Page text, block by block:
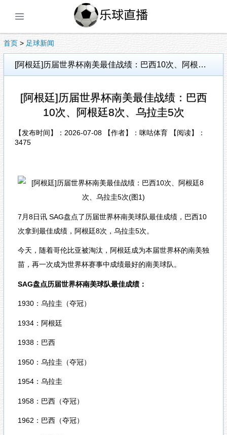
首页 > 足球新闻
[阿根廷]历届世界杯南美最佳战绩：巴西10次、阿根廷8次、乌拉圭5次
[阿根廷]历届世界杯南美最佳战绩：巴西
10次、阿根廷8次、乌拉圭5次
【发布时间】：2026-07-08 【作者】：咪咕体育 【阅读】：
3475
7月8日讯 SAG盘点了历届世界杯南美球队最佳成绩，巴西10
次拿到最佳成绩，阿根廷8次，乌拉圭5次。
今天，随着哥伦比亚被淘汰，阿根廷成为本届世界杯的南美独
苗，再一次成为世界杯赛事中成绩最好的南美球队。
SAG盘点历届世界杯南美球队最佳成绩：
1930：乌拉圭（夺冠）
1934：阿根廷
1938：巴西
1950：乌拉圭（夺冠）
1954：乌拉圭
1958：巴西（夺冠）
1962：巴西（夺冠）